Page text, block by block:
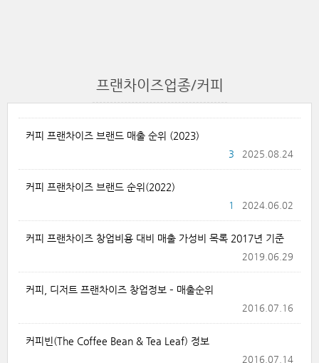
프랜차이즈업종/커피
커피 프랜차이즈 브랜드 매출 순위 (2023)
2025.08.24
3
커피 프랜차이즈 브랜드 순위(2022)
2024.06.02
1
커피 프랜차이즈 창업비용 대비 매출 가성비 목록 2017년 기준
2019.06.29
커피, 디저트 프랜차이즈 창업정보 – 매출순위
2016.07.16
커피빈(The Coffee Bean & Tea Leaf) 정보
2016.07.14